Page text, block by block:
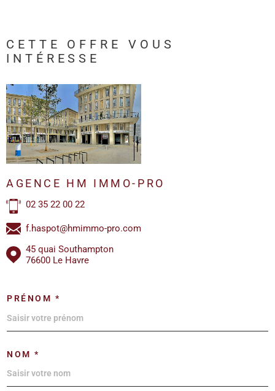
CETTE OFFRE
VOUS
INTÉRESSE
AGENCE HM IMMO-PRO
02 35 22 00 22
f.haspot@hmimmo-pro.com
45 quai Southampton
76600 Le Havre
PRÉNOM *
NOM *